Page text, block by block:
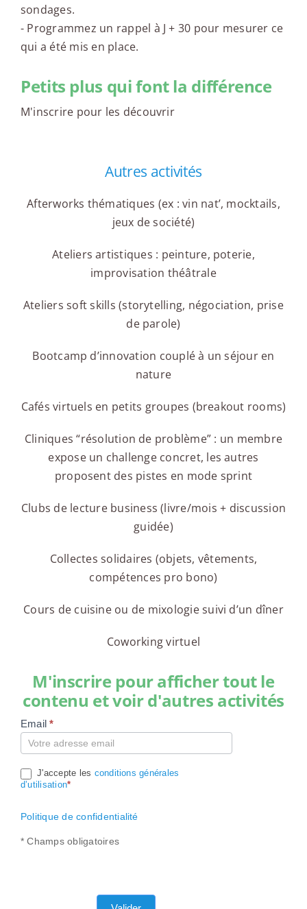
sondages.
- Programmez un rappel à J + 30 pour mesurer ce
qui a été mis en place.
Petits plus qui font la différence
M'inscrire pour les découvrir
Autres activités
Afterworks thématiques (ex : vin nat’, mocktails,
jeux de société)
Ateliers artistiques : peinture, poterie,
improvisation théâtrale
Ateliers soft skills (storytelling, négociation, prise
de parole)
Bootcamp d’innovation couplé à un séjour en
nature
Cafés virtuels en petits groupes (breakout rooms)
Cliniques “résolution de problème” : un membre
expose un challenge concret, les autres
proposent des pistes en mode sprint
Clubs de lecture business (livre/mois + discussion
guidée)
Collectes solidaires (objets, vêtements,
compétences pro bono)
Cours de cuisine ou de mixologie suivi d’un dîner
Coworking virtuel
M'inscrire pour afficher tout le
contenu et voir d'autres activités
Compte
Email*
J'accepte les conditions générales
d’utilisation*
Politique de confidentialité
* Champs obligatoires